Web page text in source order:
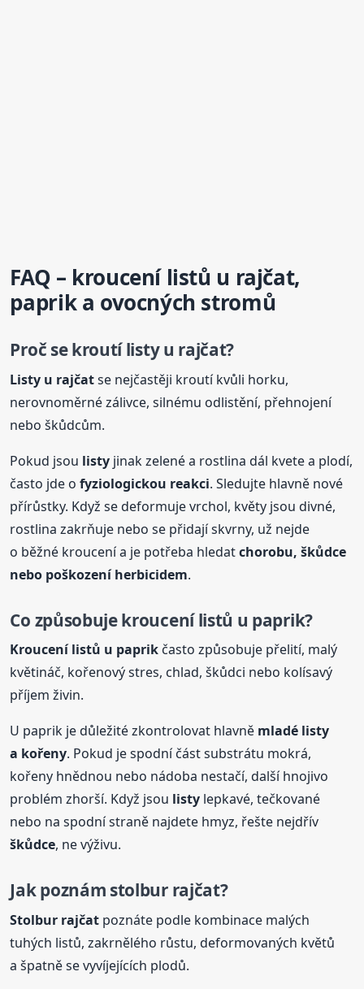
FAQ – kroucení listů u rajčat,
paprik a ovocných stromů
Proč se kroutílistyu rajčat?
Listy u rajčatse nejčastěji kroutí kvůli horku,
nerovnoměrné zálivce, silnému odlistění, přehnojení
nebo škůdcům.
Pokud jsou listy jinak zelené a rostlina dál kvete a plodí,
často jde ofyziologickou reakci. Sledujte hlavně nové
přírůstky. Když se deformuje vrchol, květy jsou divné,
rostlina zakrňuje nebo se přidají skvrny, už nejde
o běžné kroucení a je potřeba hledatchorobu, škůdce
nebo poškození herbicidem.
Co způsobuje kroucení listů u paprik?
Kroucení listů u paprik často způsobuje přelití, malý
květináč, kořenový stres, chlad, škůdci nebo kolísavý
příjem živin.
U paprik je důležité zkontrolovat hlavně mladé listy
a kořeny. Pokud je spodní část substrátu mokrá,
kořeny hnědnou nebo nádoba nestačí, další hnojivo
problém zhorší. Když jsou listy lepkavé, tečkované
nebo na spodní straně najdete hmyz, řešte nejdřív
škůdce, ne výživu.
Jak poznám stolbur rajčat?
Stolbur rajčat poznáte podle kombinace malých
tuhých listů, zakrnělého růstu, deformovaných květů
a špatně se vyvíjejících plodů.